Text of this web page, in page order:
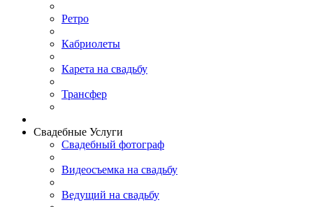
Ретро
Кабриолеты
Карета на свадьбу
Трансфер
Свадебные Услуги
Свадебный фотограф
Видеосъемка на свадьбу
Ведущий на свадьбу